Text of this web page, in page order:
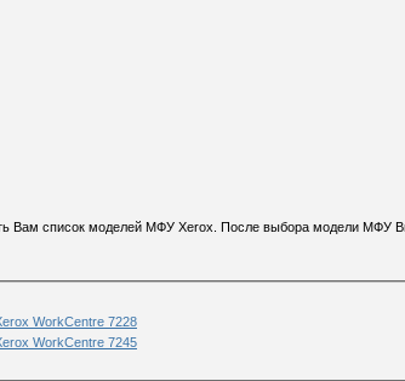
Вам список моделей МФУ Xerox. После выбора модели МФУ
WorkCentre 7228
WorkCentre 7245